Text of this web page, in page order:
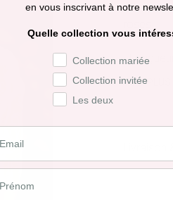
- Sur-
-
VOIR PLUS
en vous inscrivant à notre
Quelle collection vous
Préférence de collection
Collection mariée
Collection invitée
Les deux